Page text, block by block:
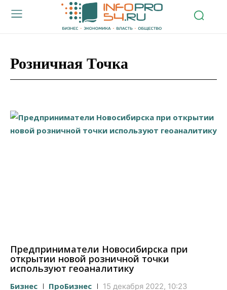
Розничная Точка
Предприниматели Новосибирска при
открытии новой розничной точки
используют геоаналитику
Бизнес ПроБизнес 15 декабря 2022, 10:23